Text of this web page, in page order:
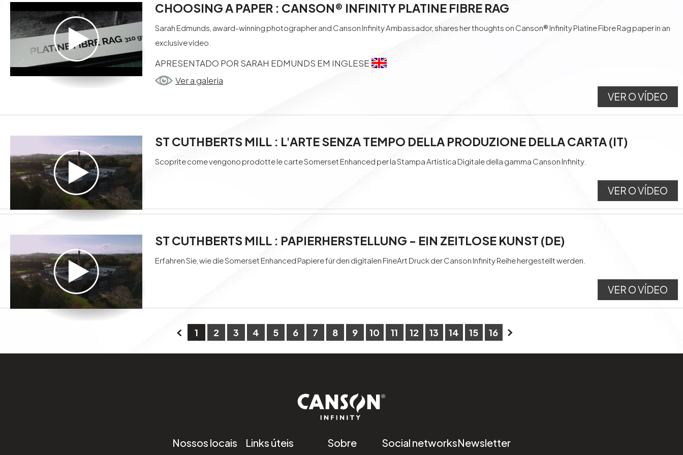
CHOOSING A PAPER : CANSON® INFINITY PLATINE FIBRE RAG
Sarah Edmunds, award-winning photographer and Canson Infinity Ambassador, shares her thoughts on Canson® Infinity Platine Fibre Rag paper in an
exclusive video.
APRESENTADO POR SARAH EDMUNDS EM INGLESE
Ver a galeria
VER O VÍDEO
ST CUTHBERTS MILL : L'ARTE SENZA TEMPO DELLA PRODUZIONE DELLA CARTA (IT)
Scoprite come vengono prodotte le carte Somerset Enhanced per la Stampa Artistica Digitale della gamma Canson Infinity.
VER O VÍDEO
ST CUTHBERTS MILL : PAPIERHERSTELLUNG - EIN ZEITLOSE KUNST (DE)
Erfahren Sie, wie die Somerset Enhanced Papiere für den digitalen FineArt Druck der Canson Infinity Reihe hergestellt werden.
VER O VÍDEO
1 2 3 4 5 6 7 8 9 10 11 12 13 14 15 16
Nossos locais Links úteis Sobre Social networksNewsletter